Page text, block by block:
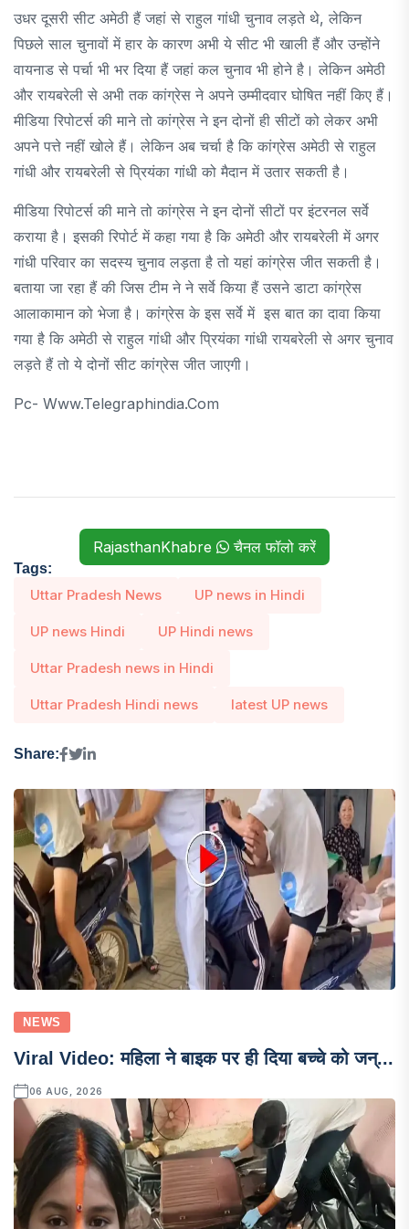
उधर दूसरी सीट अमेठी हैं जहां से राहुल गांधी चुनाव लड़ते थे, लेकिन
पिछले साल चुनावों में हार के कारण अभी ये सीट भी खाली हैं और उन्होंने
वायनाड से पर्चा भी भर दिया हैं जहां कल चुनाव भी होने है। लेकिन अमेठी
और रायबरेली से अभी तक कांग्रेस ने अपने उम्मीदवार घोषित नहीं किए हैं।
मीडिया रिपोटर्स की माने तो कांग्रेस ने इन दोनों ही सीटों को लेकर अभी
अपने पत्ते नहीं खोले हैं। लेकिन अब चर्चा है कि कांग्रेस अमेठी से राहुल
गांधी और रायबरेली से प्रियंका गांधी को मैदान में उतार सकती है।
मीडिया रिपोटर्स की माने तो कांग्रेस ने इन दोनों सीटों पर इंटरनल सर्वे
कराया है। इसकी रिपोर्ट में कहा गया है कि अमेठी और रायबरेली में अगर
गांधी परिवार का सदस्य चुनाव लड़ता है तो यहां कांग्रेस जीत सकती है।
बताया जा रहा हैं की जिस टीम ने ने सर्वे किया हैं उसने डाटा कांग्रेस
आलाकामान को भेजा है। कांग्रेस के इस सर्वे में इस बात का दावा किया
गया है कि अमेठी से राहुल गांधी और प्रियंका गांधी रायबरेली से अगर चुनाव
लड़ते हैं तो ये दोनों सीट कांग्रेस जीत जाएगी।
Pc- Www.telegraphindia.com
RajasthanKhabre चैनल फॉलो करें
Tags:
Uttar Pradesh News UP news in Hindi
UP news Hindi UP Hindi news
Uttar Pradesh news in Hindi
Uttar Pradesh Hindi news latest UP news
Share:
NEWS
Viral Video: महिला ने बाइक पर ही दिया बच्चे को जन्...
06 AUG, 2026